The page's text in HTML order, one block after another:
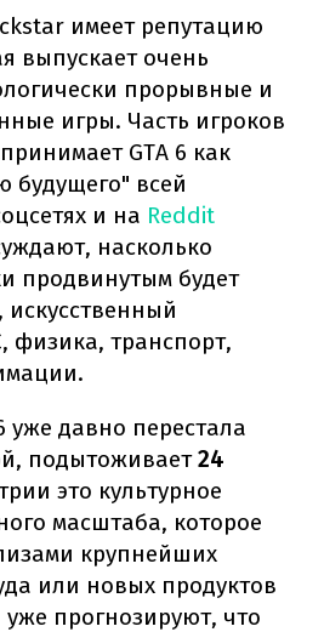
имеет репутацию
выпускает очень
прорывные и
игры. Часть игроков
GTA 6 как
будущего" всей
и на Reddit
насколько
продвинутым будет
физика, транспорт,
уже давно перестала
подытоживает24
это культурное
масштаба, которое
крупнейших
или новых продуктов
прогнозируют, что